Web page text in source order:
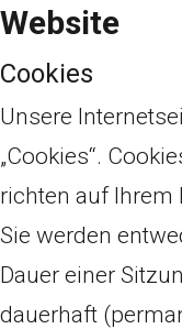
Website
Cookies
Unsere
„Cookies“.
richten auf Ihrem
Sie werden
Dauer einer
dauerhaft